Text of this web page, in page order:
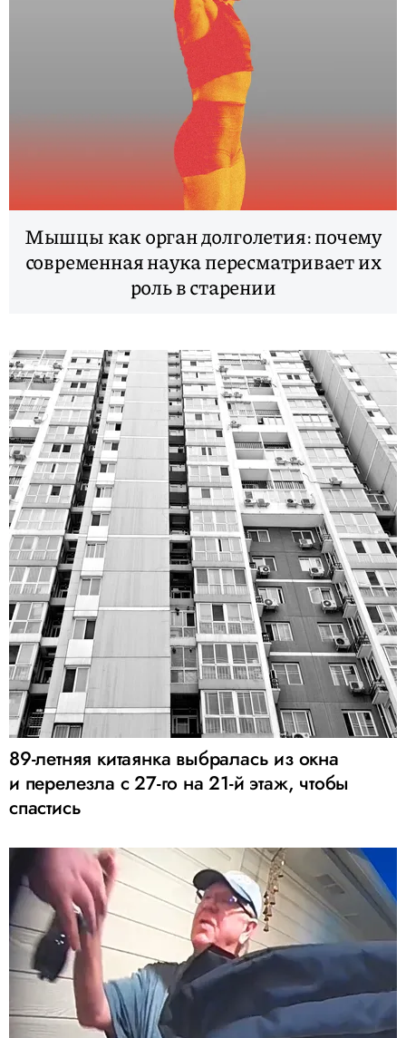
Мышцы как орган долголетия: почему
современная наука пересматривает их
роль в старении
89-летняя китаянка выбралась из окна
и перелезла с 27-го на 21-й этаж, чтобы
спастись